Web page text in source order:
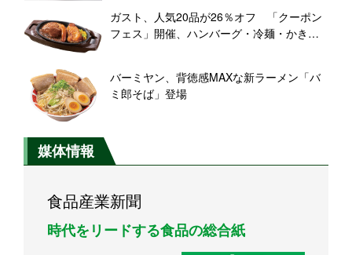
ガスト、人気20品が26％オフ 「クーポン
フェス」開催、ハンバーグ・冷麺・かき氷
バーミヤン、背徳感MAXな新ラーメン「バ
ミ郎そば」登場
媒体情報
食品産業新聞
時代をリードする食品の総合紙